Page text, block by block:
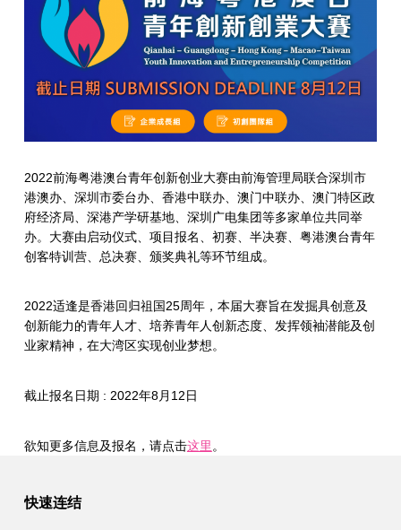
2022前海粤港澳台青年创新创业大赛由前海管理局联合深圳市
港澳办、深圳市委台办、香港中联办、澳门中联办、澳门特区政
府经济局、深港产学研基地、深圳广电集团等多家单位共同举
办。大赛由启动仪式、项目报名、初赛、半决赛、粤港澳台青年
创客特训营、总决赛、颁奖典礼等环节组成。
2022适逢是香港回归祖国25周年，本届大赛旨在发掘具创意及
创新能力的青年人才、培养青年人创新态度、发挥领袖潜能及创
业家精神，在大湾区实现创业梦想。
截止报名日期 : 2022年8月12日
欲知更多信息及报名，请点击这里 。
快速连结